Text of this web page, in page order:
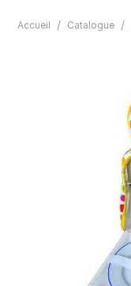
Accueil / Catalogue /